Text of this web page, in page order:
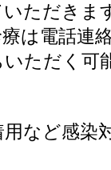
ただきま
は電話連
ただく可
など感染